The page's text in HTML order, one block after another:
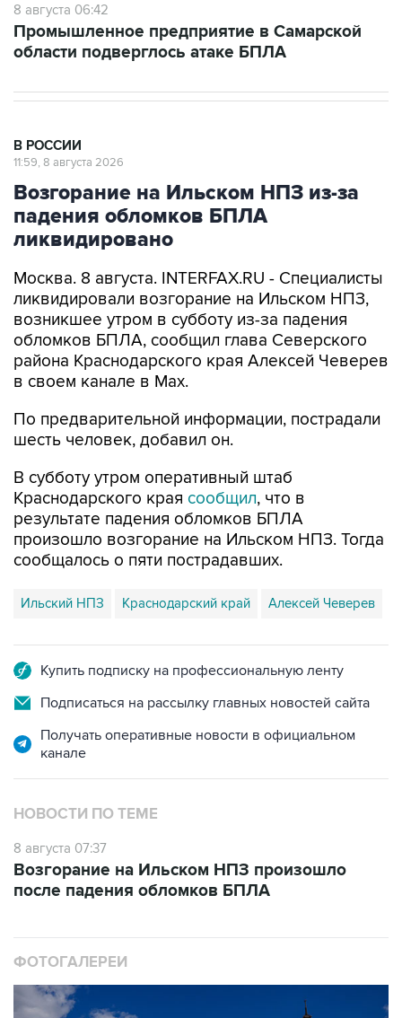
8 августа 06:42
Промышленное предприятие в Самарской
области подверглось атаке БПЛА
В РОССИИ
11:59, 8 августа 2026
Возгорание на Ильском НПЗ из-за
падения обломков БПЛА
ликвидировано
Москва. 8 августа. INTERFAX.RU - Специалисты
ликвидировали возгорание на Ильском НПЗ,
возникшее утром в субботу из-за падения
обломков БПЛА, сообщил глава Северского
района Краснодарского края Алексей Чеверев
в своем канале в Max.
По предварительной информации, пострадали
шесть человек, добавил он.
В субботу утром оперативный штаб
Краснодарского края сообщил, что в
результате падения обломков БПЛА
произошло возгорание на Ильском НПЗ. Тогда
сообщалось о пяти пострадавших.
Ильский НПЗ Краснодарский край Алексей Чеверев
Купить подписку на профессиональную ленту
Подписаться на рассылку главных новостей сайта
Получать оперативные новости в официальном
канале
НОВОСТИ ПО ТЕМЕ
8 августа 07:37
Возгорание на Ильском НПЗ произошло
после падения обломков БПЛА
ФОТОГАЛЕРЕИ